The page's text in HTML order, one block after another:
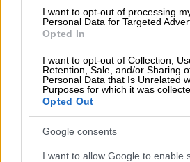
I want to opt-out of processing
Personal Data for Targeted
Opted In
I want to opt-out of Collection,
Retention, Sale, and/or Sharing
Personal Data that Is Unrelated
Purposes for which it was
Opted Out
Google consents
I want to allow Google to enable
σταματήσετε στον
σταματήστε μόνο
λωρίδα πρέπει να
ανοιχτή ώστε να
εκχιονιστικά.
Ακολουθείτε τις
Σε περίπτωση
καλέστε στο 1025 ή